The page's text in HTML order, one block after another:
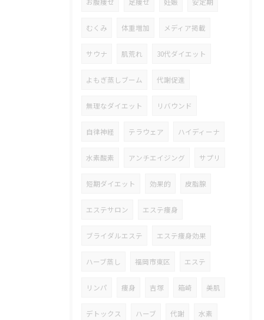
むくみ 体重増加 メディア掲載
サウナ 肌荒れ 30代ダイエット
よもぎ蒸しブーム 代謝促進
無理なダイエット リバウンド
自律神経 テラウェア ハイディーナ
水素酸素 アンチエイジング サプリ
短期ダイエット 効果的 皮脂腺
エステサロン エステ痩身
ブライダルエステ エステ痩身効果
ハーブ蒸し 福岡市東区 エステ
リンパ 痩身 吉塚 箱崎 美肌
デトックス ハーブ 代謝 水素